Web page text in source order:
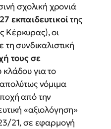
σχολική χρονιά
εκπαιδευτικοίτης
Κέρκυρας), οι
συνδικαλιστική
τους σε
κλάδου για το
νόμιμα
από την
«αξιολόγηση»
21, σε εφαρμογή